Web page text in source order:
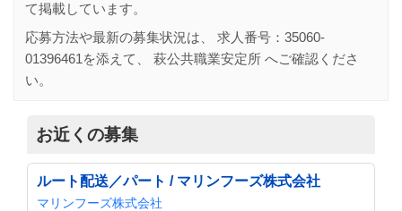
て掲載しています。
応募方法や最新の募集状況は、 求人番号： 35060-
01396461 を添えて、 萩公共職業安定所 へご確認くださ
い。
お近くの募集
ルート配送／パート / マリンフーズ株式会社
マリンフーズ株式会社